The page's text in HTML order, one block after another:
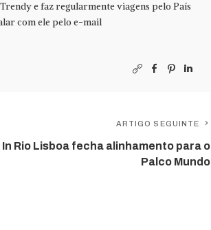
e faz regularmente viagens pelo País
com ele pelo e-mail
ARTIGO SEGUINTE
In Rio Lisboa fecha alinhamento para o
Palco Mundo